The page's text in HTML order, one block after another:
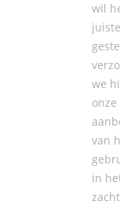
wil
we
van
in